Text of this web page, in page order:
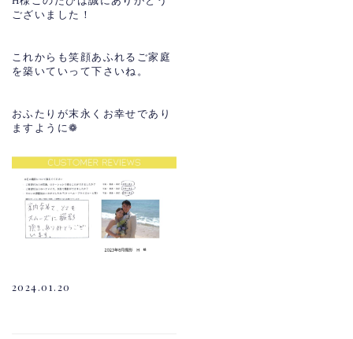
ございました！
これからも笑顔あふれるご家庭
を築いていって下さいね。
おふたりが末永くお幸せであり
ますように❁
2024.01.20